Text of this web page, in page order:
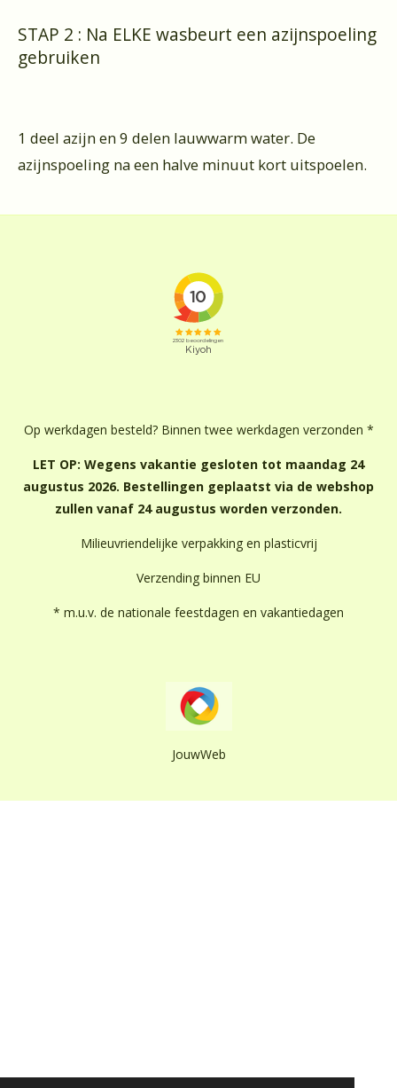
STAP 2 : Na ELKE wasbeurt een azijnspoeling
gebruiken
1 deel azijn en 9 delen lauwwarm water. De
azijnspoeling na een halve minuut kort uitspoelen.
Op werkdagen besteld? Binnen twee werkdagen verzonden *
LET OP: Wegens vakantie gesloten tot maandag 24
augustus 2026. Bestellingen geplaatst via de webshop
zullen vanaf 24 augustus worden verzonden.
Milieuvriendelijke verpakking en plasticvrij
Verzending binnen EU
* m.u.v. de nationale feestdagen en vakantiedagen
JouwWeb